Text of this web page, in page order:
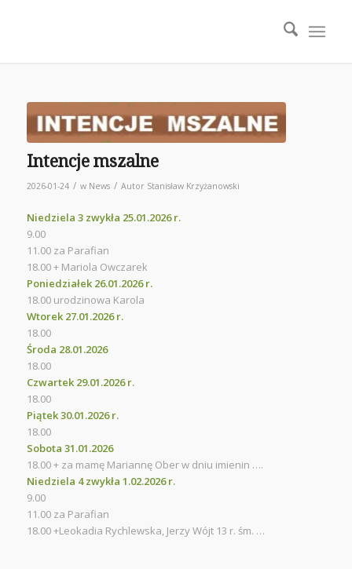
Intencje mszalne
2026-01-24 / w News / Autor Stanisław Krzyżanowski
Niedziela 3 zwykła 25.01.2026 r.
9.00
11.00 za Parafian
18.00 + Mariola Owczarek
Poniedziałek 26.01.2026 r.
18.00 urodzinowa Karola
Wtorek 27.01.2026 r.
18.00
Środa 28.01.2026
18.00
Czwartek 29.01.2026 r.
18.00
Piątek 30.01.2026 r.
18.00
Sobota 31.01.2026
18.00 + za mamę Mariannę Ober w dniu imienin ….
Niedziela 4 zwykła 1.02.2026 r.
9.00
11.00 za Parafian
18.00 +Leokadia Rychlewska, Jerzy Wójt 13 r. śm. …